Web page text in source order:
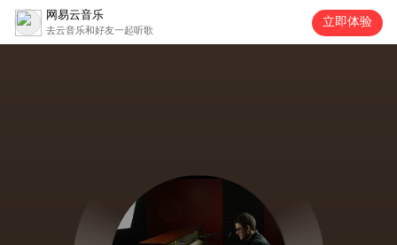
网易云音乐
去云音乐和好友一起听歌
立即体验